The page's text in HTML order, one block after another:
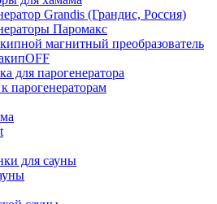
Grandis (Грандис, Россия)
Паромакс
магнитный преобразователь
для парогенератора
парогенераторам
для сауны